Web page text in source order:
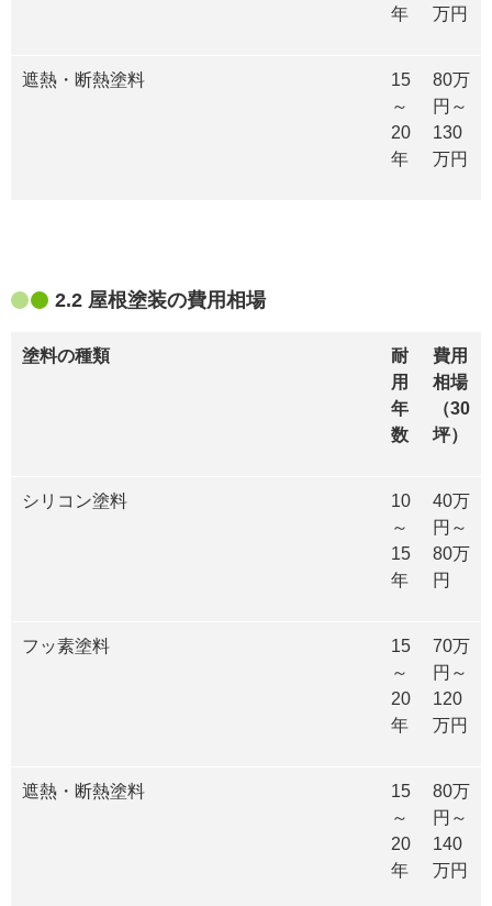
年
万円
遮熱・断熱塗料
15
～
20
年
80万
円～
130
万円
2.2 屋根塗装の費用相場
塗料の種類
耐
用
年
数
費用
相場
（30
坪）
シリコン塗料
10
～
15
年
40万
円～
80万
円
フッ素塗料
15
～
20
年
70万
円～
120
万円
遮熱・断熱塗料
15
～
20
年
80万
円～
140
万円